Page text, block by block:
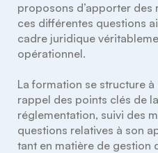
proposons d’apporter des
ces différentes questions
cadre juridique
opérationnel.
La formation se structure à
rappel des points clés de
réglementation, suivi des
questions relatives à son
tant en matière de gestion